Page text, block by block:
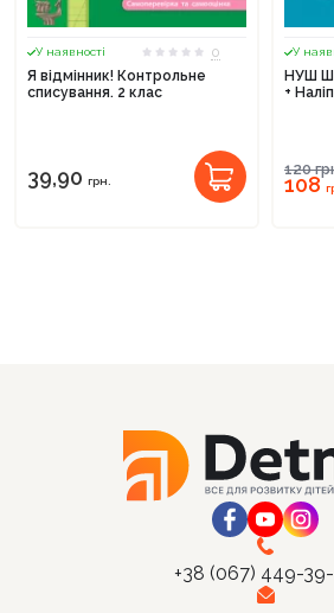
У наявності
0
Я відмінник! Контрольне
списування. 2 клас
39,90 грн.
У
НУШ
+
120
108
+38 (067) 449-